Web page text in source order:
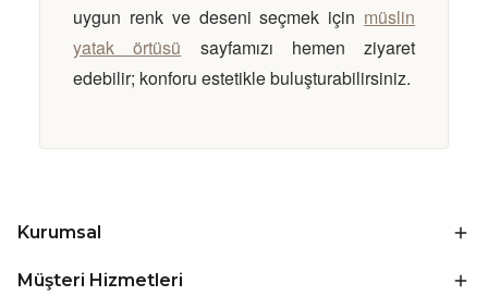
uygun renk ve deseni seçmek için müslin
yatak örtüsü sayfamızı hemen ziyaret
edebilir; konforu estetikle buluşturabilirsiniz.
Kurumsal
Müşteri Hizmetleri